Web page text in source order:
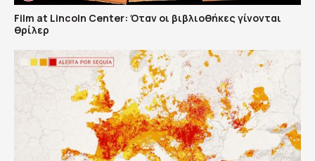
Film at Lincoln Center: Όταν οι βιβλιοθήκες γίνονται
θρίλερ